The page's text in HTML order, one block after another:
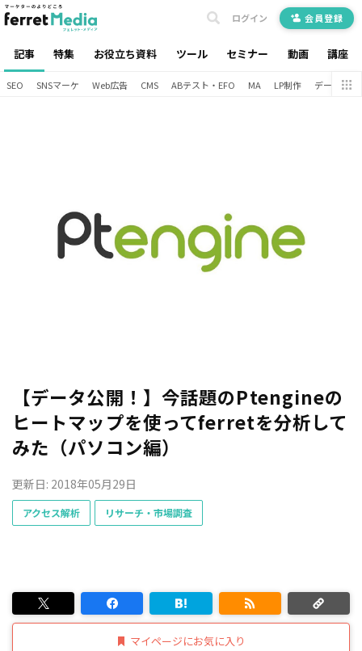
記事 特集 お役立ち資料 ツール セミナー 動画 講座
ログイン 会員登録
SEO SNSマーケ Web広告 CMS ABテスト・EFO MA LP制作 データ分析
【データ公開！】今話題のPtengineの
ヒートマップを使ってferretを分析して
みた（パソコン編）
更新日: 2018年05月29日
アクセス解析 リサーチ・市場調査
マイページにお気に入り